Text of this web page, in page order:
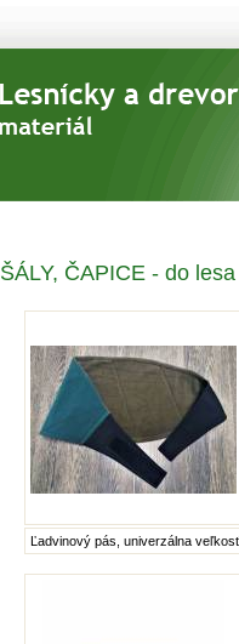
ŠÁLY, ČAPICE - do lesa
Ľadvinový pás, univerzálna veľkosť